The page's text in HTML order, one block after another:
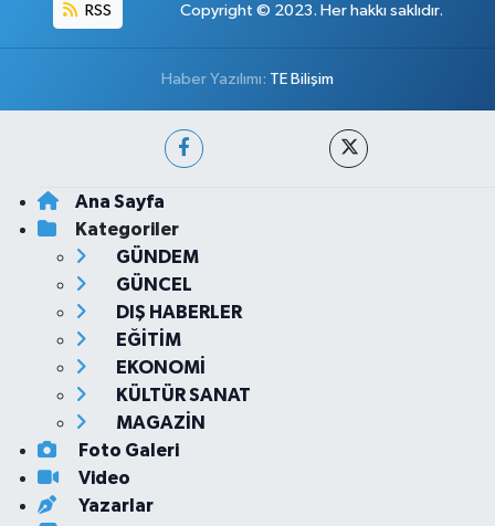
RSS Copyright © 2023. Her hakkı saklıdır.
Haber Yazılımı: TE Bilişim
Ana Sayfa
Kategoriler
GÜNDEM
GÜNCEL
DIŞ HABERLER
EĞİTİM
EKONOMİ
KÜLTÜR SANAT
MAGAZİN
Foto Galeri
Video
Yazarlar